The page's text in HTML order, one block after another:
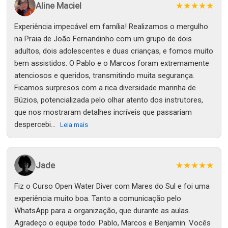
Aline Maciel ★★★★★
Experiência impecável em família! Realizamos o mergulho
na Praia de João Fernandinho com um grupo de dois
adultos, dois adolescentes e duas crianças, e fomos muito
bem assistidos. O Pablo e o Marcos foram extremamente
atenciosos e queridos, transmitindo muita segurança.
Ficamos surpresos com a rica diversidade marinha de
Búzios, potencializada pelo olhar atento dos instrutores,
que nos mostraram detalhes incríveis que passariam
despercebi...
Leia mais
Jade ★★★★★
Fiz o Curso Open Water Diver com Mares do Sul e foi uma
experiência muito boa. Tanto a comunicação pelo
WhatsApp para a organização, que durante as aulas.
Agradeço o equipe todo: Pablo, Marcos e Benjamin. Vocês